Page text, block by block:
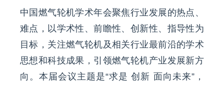
中国燃气轮机学术年会聚焦行业发展的热点、
难点，以学术性、前瞻性、创新性、指导性为
目标，关注燃气轮机及相关行业最前沿的学术
思想和科技成果，引领燃气轮机产业发展新方
向。本届会议主题是“求是 创新 面向未来”，